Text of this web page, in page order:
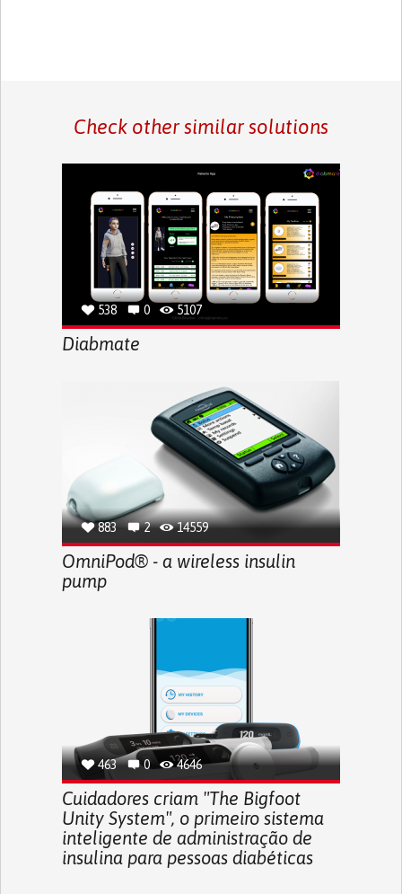
Check other similar solutions
538 0 5107
Diabmate
883 2 14559
OmniPod® - a wireless insulin
pump
463 0 4646
Cuidadores criam "The Bigfoot
Unity System", o primeiro sistema
inteligente de administração de
insulina para pessoas diabéticas